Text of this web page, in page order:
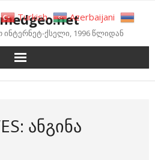
ქსელი, 1996 წლიდან
ᲐᲜᲒᲘᲜᲐ
Turkish
Azerbaijani